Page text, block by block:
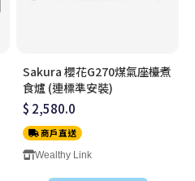
Sakura 櫻花G270煤氣座檯煮
食爐 (連標準安裝)
$ 2,580.0
商戶直送
Wealthy Link